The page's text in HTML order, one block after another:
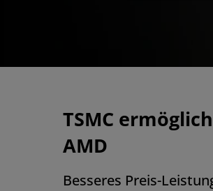
TSMC
AMD
Besseres Preis-